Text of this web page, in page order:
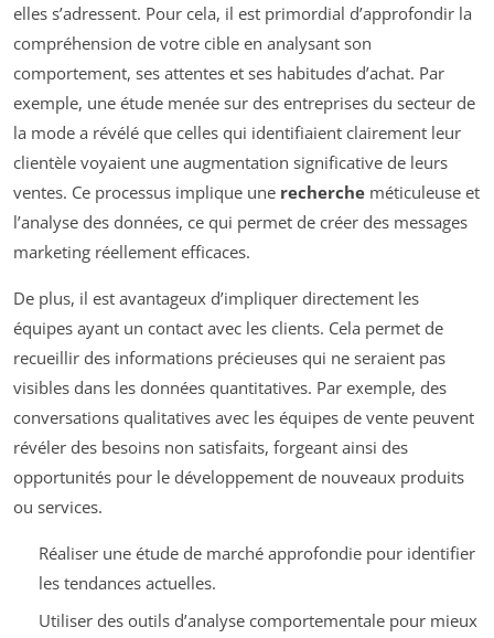
elles s’adressent. Pour cela, il est primordial d’approfondir la
compréhension de votre cible en analysant son
comportement, ses attentes et ses habitudes d’achat. Par
exemple, une étude menée sur des entreprises du secteur de
la mode a révélé que celles qui identifiaient clairement leur
clientèle voyaient une augmentation significative de leurs
ventes. Ce processus implique une recherche méticuleuse et
l’analyse des données, ce qui permet de créer des messages
marketing réellement efficaces.
De plus, il est avantageux d’impliquer directement les
équipes ayant un contact avec les clients. Cela permet de
recueillir des informations précieuses qui ne seraient pas
visibles dans les données quantitatives. Par exemple, des
conversations qualitatives avec les équipes de vente peuvent
révéler des besoins non satisfaits, forgeant ainsi des
opportunités pour le développement de nouveaux produits
ou services.
Réaliser une étude de marché approfondie pour identifier
les tendances actuelles.
Utiliser des outils d’analyse comportementale pour mieux